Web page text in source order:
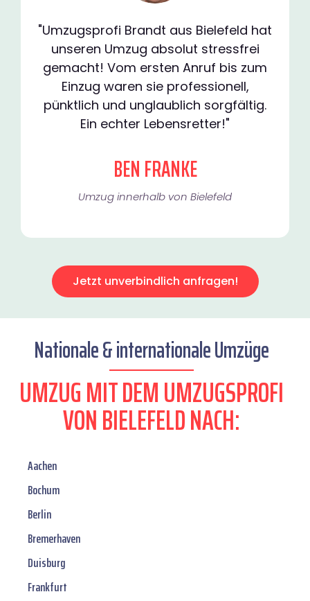
"Umzugsprofi Brandt aus Bielefeld hat
unseren Umzug absolut stressfrei
gemacht! Vom ersten Anruf bis zum
Einzug waren sie professionell,
pünktlich und unglaublich sorgfältig.
Ein echter Lebensretter!"
BEN FRANKE
Umzug innerhalb von Bielefeld​
Jetzt unverbindlich anfragen!
Nationale & internationale Umzüge
UMZUG MIT DEM UMZUGSPROFI
VON BIELEFELD NACH:
Aachen
Bochum
Berlin
Bremerhaven
Duisburg
Frankfurt